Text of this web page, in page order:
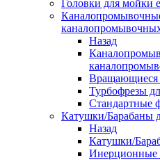
Головки для мойки
Назад
Вращающиеся
Турбофрезы
Стандартные
Катушки/Барабаны
Назад
Катушки/
Инерционные